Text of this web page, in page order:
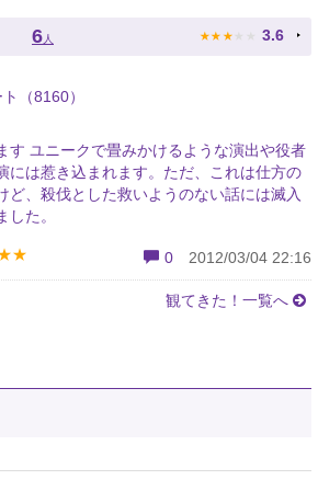
6 人 ★ ★ ★ ★ ★ 3.6
（8160）
す ユニークで畳みかけるような演出や役者
には惹き込まれます。ただ、これは仕方の
ど、殺伐とした救いようのない話には滅入
した。
0 2012/03/04 22:16
観てきた！一覧へ